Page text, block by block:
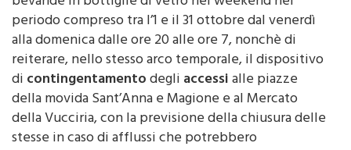
alla domenica dalle ore 20 alle ore 7, nonchè di
reiterare, nello stesso arco temporale, il dispositivo
dicontingentamentodegliaccessialle piazze
della movida Sant’Anna e Magione e al Mercato
della Vucciria, con la previsione della chiusura delle
stesse in caso di afflussi che potrebbero
determinare assembramenti.